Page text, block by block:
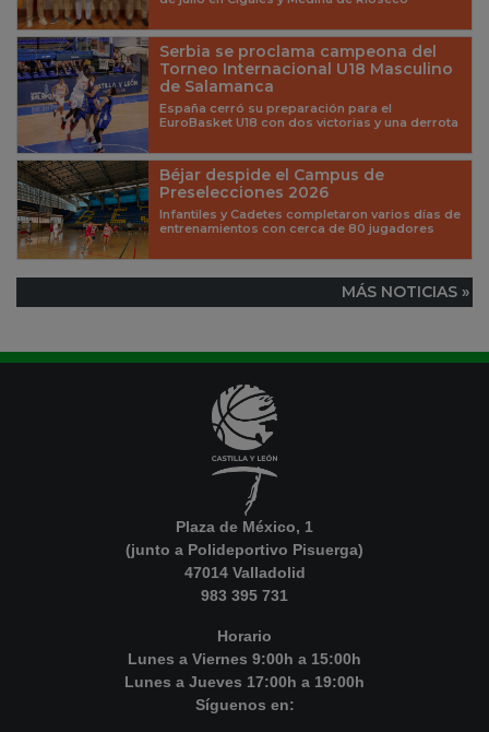
Serbia se proclama campeona del
Torneo Internacional U18 Masculino
de Salamanca
España cerró su preparación para el
EuroBasket U18 con dos victorias y una derrota
Béjar despide el Campus de
Preselecciones 2026
Infantiles y Cadetes completaron varios días de
entrenamientos con cerca de 80 jugadores
MÁS NOTICIAS »
Plaza de México, 1
(junto a Polideportivo Pisuerga)
47014 Valladolid
983 395 731
Horario
Lunes a Viernes 9:00h a 15:00h
Lunes a Jueves 17:00h a 19:00h
Síguenos en: